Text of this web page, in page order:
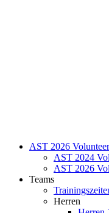
AST 2026
AST 2024
AST 2026
Teams
Herren